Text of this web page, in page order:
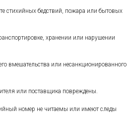
стихийных бедствий, пожара или бытовых
хранении или нарушении
вмешательства или несанкционированного
или поставщика повреждены.
номер не читаемы или имеют следы